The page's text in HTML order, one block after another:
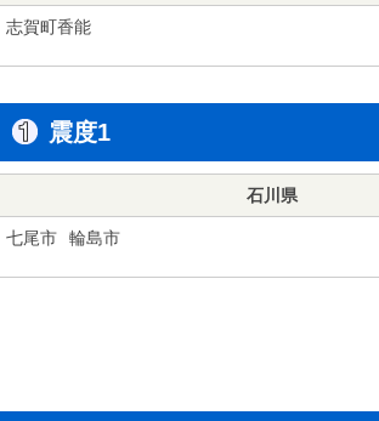
志賀町香能
震度1
石川県
七尾市 輪島市